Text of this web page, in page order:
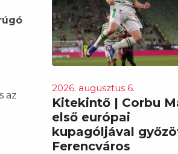
az
2026. augusztus 6.
Kitekintő | Corbu
első európai
kupagóljával
Ferencváros